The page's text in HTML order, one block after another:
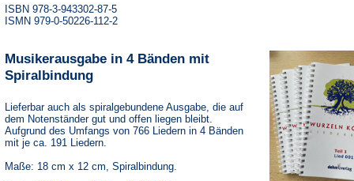
ISBN 978-3-943302-87-5
ISMN 979-0-50226-112-2
Musikerausgabe in 4 Bänden mit
Spiralbindung
Lieferbar auch als spiralgebundene Ausgabe, die auf
dem Notenständer gut und offen liegen bleibt.
Aufgrund des Umfangs von 766 Liedern in 4 Bänden
mit je ca. 191 Liedern.
Maße: 18 cm x 12 cm, Spiralbindung.